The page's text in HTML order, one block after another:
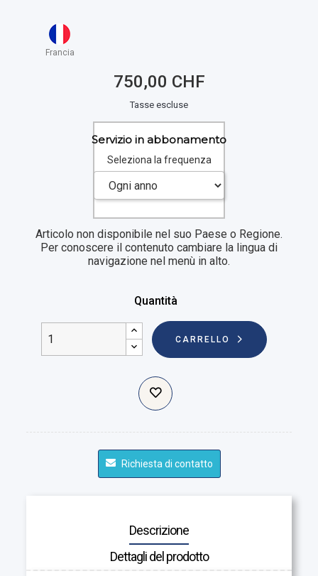
Francia
750,00 CHF
Tasse escluse
Servizio in abbonamento
Seleziona la frequenza
Articolo non disponibile nel suo Paese o Regione.
Per conoscere il contenuto cambiare la lingua di
navigazione nel menù in alto.
Quantità
CARRELLO
Richiesta di contatto
Descrizione
Dettagli del prodotto